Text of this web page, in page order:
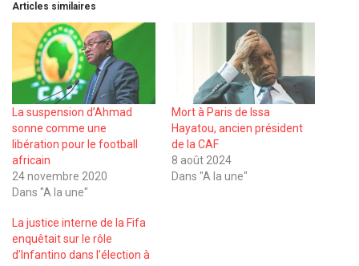
Articles similaires
La suspension d’Ahmad
sonne comme une
libération pour le football
africain
24 novembre 2020
Dans "A la une"
Mort à Paris de Issa
Hayatou, ancien président
de la CAF
8 août 2024
Dans "A la une"
La justice interne de la Fifa
enquêtait sur le rôle
d’Infantino dans l’élection à